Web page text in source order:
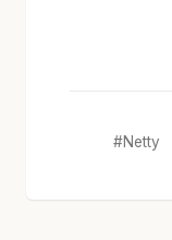
Netty